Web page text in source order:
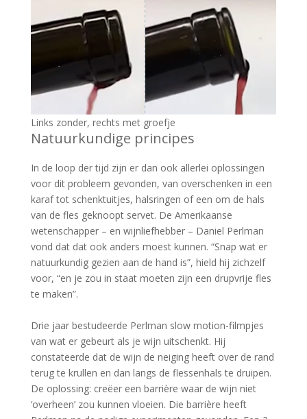
Links zonder, rechts met groefje
Natuurkundige principes
In de loop der tijd zijn er dan ook allerlei oplossingen
voor dit probleem gevonden, van overschenken in een
karaf tot schenktuitjes, halsringen of een om de hals
van de fles geknoopt servet. De Amerikaanse
wetenschapper – en wijnliefhebber – Daniel Perlman
vond dat dat ook anders moest kunnen. “Snap wat er
natuurkundig gezien aan de hand is”, hield hij zichzelf
voor, “en je zou in staat moeten zijn een drupvrije fles
te maken”.
Drie jaar bestudeerde Perlman slow motion-filmpjes
van wat er gebeurt als je wijn uitschenkt. Hij
constateerde dat de wijn de neiging heeft over de rand
terug te krullen en dan langs de flessenhals te druipen.
De oplossing: creëer een barrière waar de wijn niet
‘overheen’ zou kunnen vloeien. Die barrière heeft